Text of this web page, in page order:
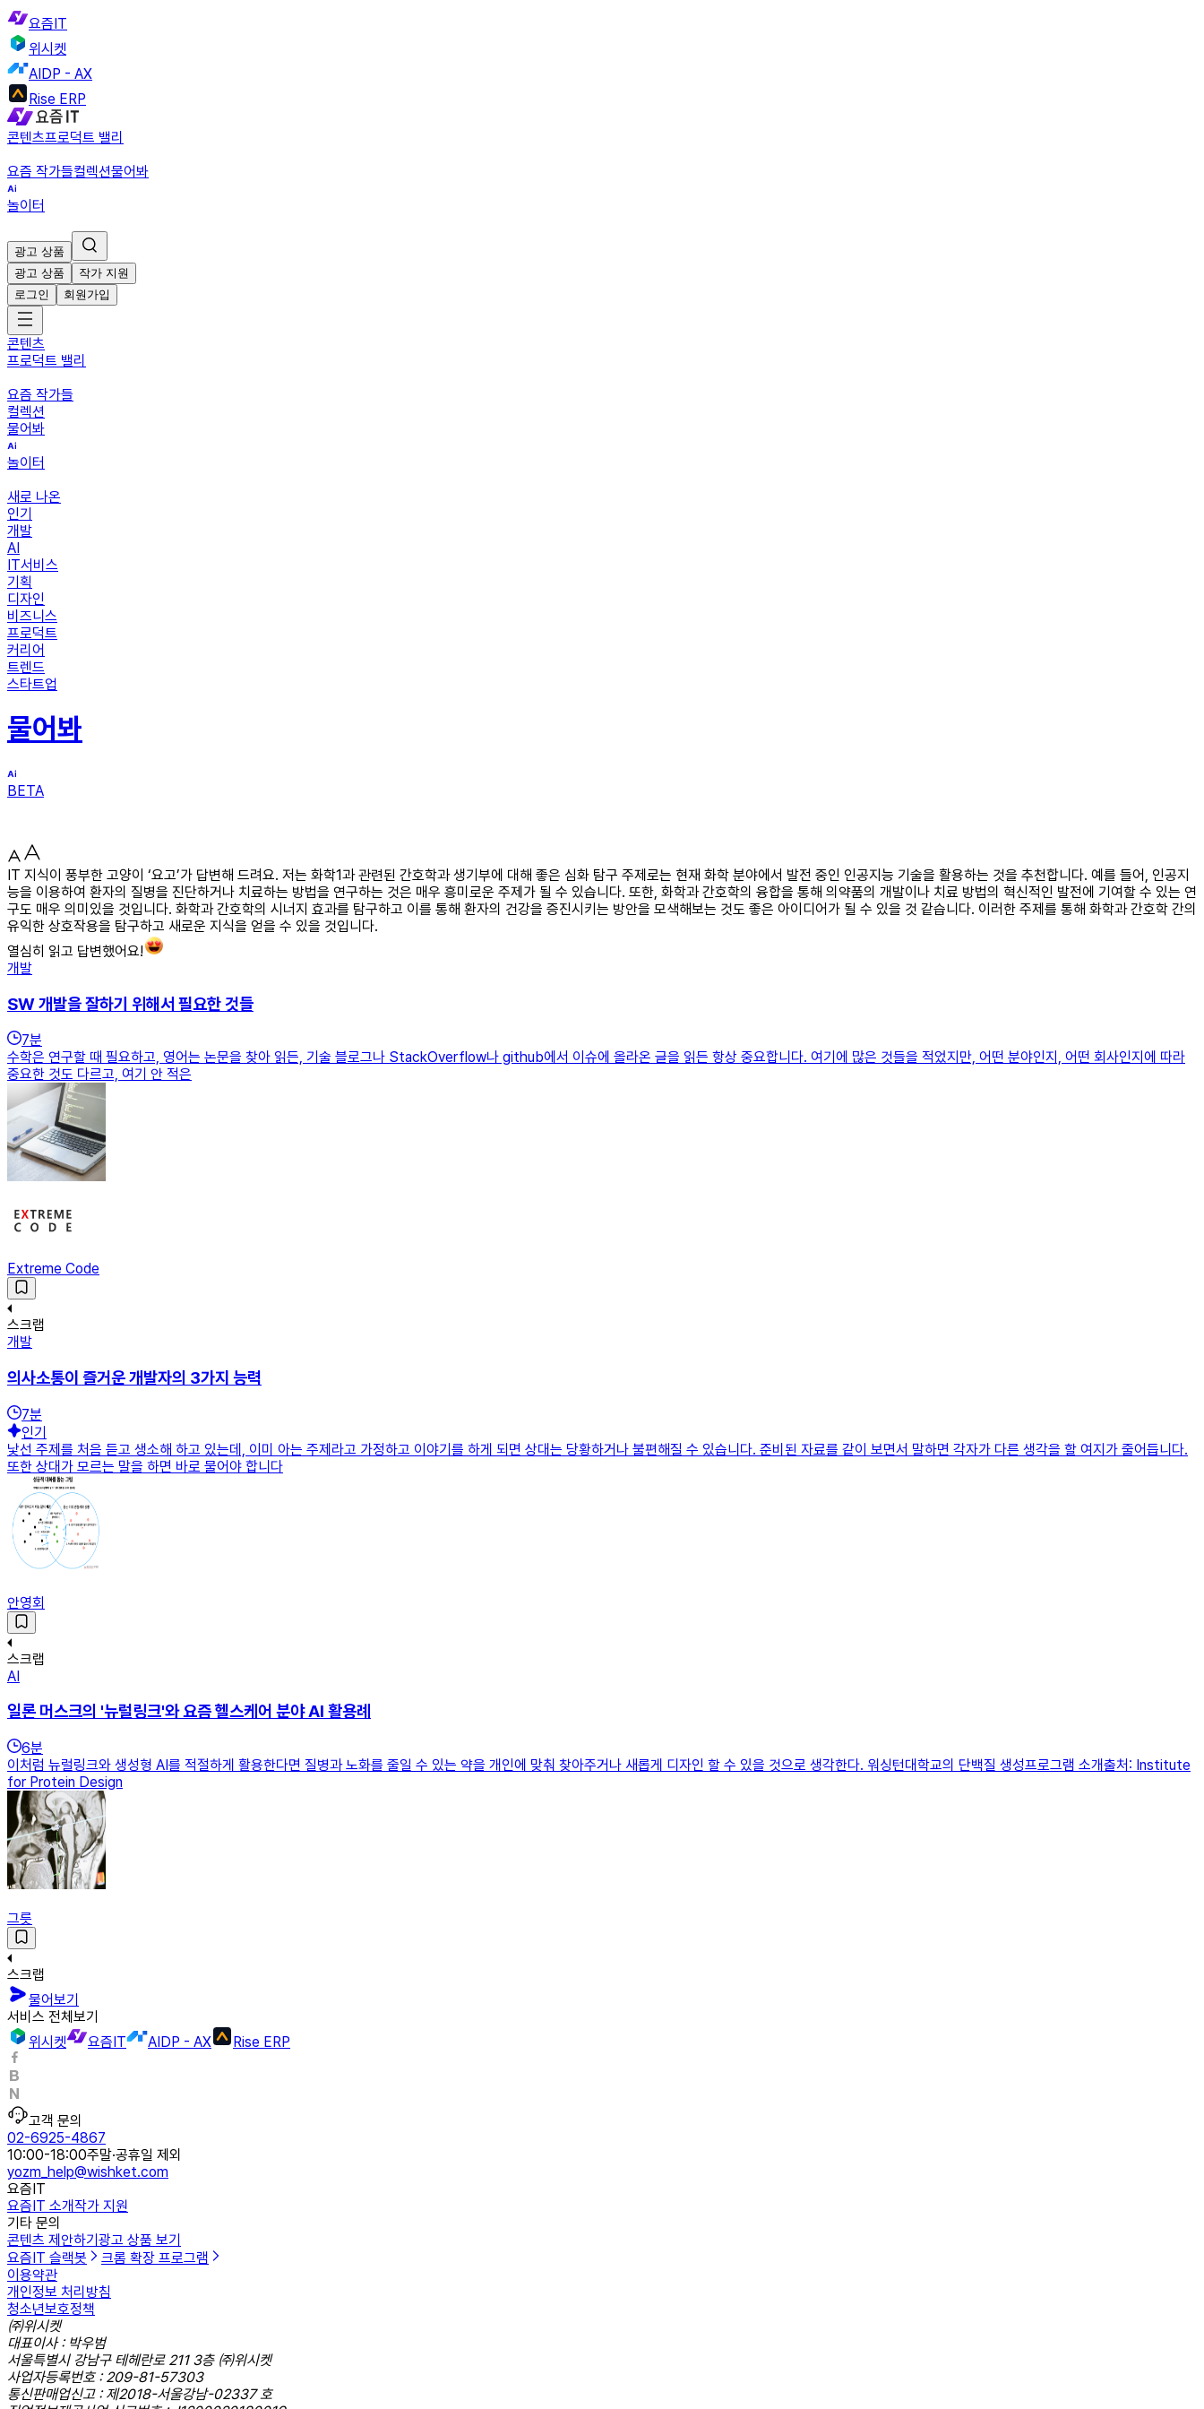
요즘IT
위시켓
AIDP - AX
Rise ERP
콘텐츠프로덕트 밸리
요즘 작가들컬렉션물어봐
놀이터
광고 상품
광고 상품
작가 지원
로그인
회원가입
콘텐츠
프로덕트 밸리
요즘 작가들
컬렉션
물어봐
놀이터
새로 나온
인기
개발
AI
IT서비스
기획
디자인
비즈니스
프로덕트
커리어
트렌드
스타트업
물어봐
BETA
IT 지식이 풍부한 고양이 ‘요고’가 답변해 드려요. 저는 화학1과 관련된 간호학과 생기부에 대해 좋은 심화 탐구 주제로는 현재 화학 분야에서 발전 중인 인공지능 기술을 활용하는 것을 추천합니다. 예를 들어, 인공지
능을 이용하여 환자의 질병을 진단하거나 치료하는 방법을 연구하는 것은 매우 흥미로운 주제가 될 수 있습니다. 또한, 화학과 간호학의 융합을 통해 의약품의 개발이나 치료 방법의 혁신적인 발전에 기여할 수 있는 연
구도 매우 의미있을 것입니다. 화학과 간호학의 시너지 효과를 탐구하고 이를 통해 환자의 건강을 증진시키는 방안을 모색해보는 것도 좋은 아이디어가 될 수 있을 것 같습니다. 이러한 주제를 통해 화학과 간호학 간의
유익한 상호작용을 탐구하고 새로운 지식을 얻을 수 있을 것입니다.
열심히 읽고 답변했어요!
개발
SW 개발을 잘하기 위해서 필요한 것들
7분
수학은 연구할 때 필요하고, 영어는 논문을 찾아 읽든, 기술 블로그나 StackOverflow나 github에서 이슈에 올라온 글을 읽든 항상 중요합니다. 여기에 많은 것들을 적었지만, 어떤 분야인지, 어떤 회사인지에 따라
중요한 것도 다르고, 여기 안 적은
Extreme Code
스크랩
개발
의사소통이 즐거운 개발자의 3가지 능력
7분
인기
낯선 주제를 처음 듣고 생소해 하고 있는데, 이미 아는 주제라고 가정하고 이야기를 하게 되면 상대는 당황하거나 불편해질 수 있습니다. 준비된 자료를 같이 보면서 말하면 각자가 다른 생각을 할 여지가 줄어듭니다.
또한 상대가 모르는 말을 하면 바로 물어야 합니다
안영회
스크랩
AI
일론 머스크의 '뉴럴링크'와 요즘 헬스케어 분야 AI 활용례
6분
이처럼 뉴럴링크와 생성형 AI를 적절하게 활용한다면 질병과 노화를 줄일 수 있는 약을 개인에 맞춰 찾아주거나 새롭게 디자인 할 수 있을 것으로 생각한다. 워싱턴대학교의 단백질 생성프로그램 소개출처: Institute
for Protein Design
그릇
스크랩
물어보기
서비스 전체보기
위시켓
요즘IT AIDP - AX Rise ERP
고객 문의
02-6925-4867
10:00-18:00주말·공휴일 제외
yozm_help@wishket.com
요즘IT
요즘IT 소개작가 지원
기타 문의
콘텐츠 제안하기 광고 상품 보기
요즘IT 슬랙봇
크롬 확장 프로그램
이용약관
개인정보 처리방침
청소년보호정책
㈜위시켓
대표이사 : 박우범
서울특별시 강남구 테헤란로 211 3층 ㈜위시켓
사업자등록번호 : 209-81-57303
통신판매업신고 : 제2018-서울강남-02337 호